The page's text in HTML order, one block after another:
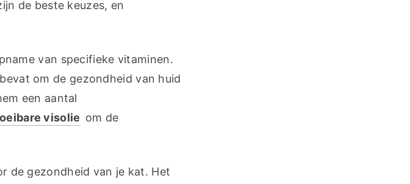
van specifieke vitaminen.
om de gezondheid van huid
een aantal
visolie om de
de gezondheid van je kat. Het